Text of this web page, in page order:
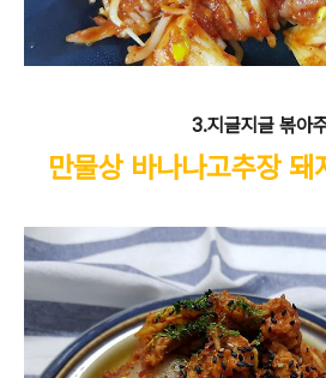
3.지글지글 볶아
만물상 바나나고추장 돼